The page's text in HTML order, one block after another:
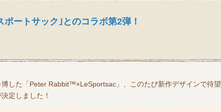
ポートサック｣とのコラボ第2弾！
博した「Peter Rabbit™×LeSportsac」、このたび新作デザインで待望
定しました！